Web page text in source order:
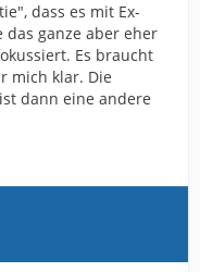
dass es mit Ex-
ganze aber eher
Es braucht
mich klar. Die
dann eine andere